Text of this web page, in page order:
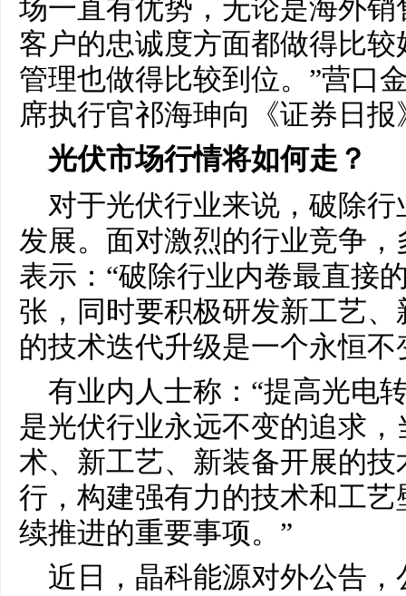
场一直有优势，无论是海外
客户的忠诚度方面都做得比
管理也做得比较到位。”营口
席执行官祁海珅向《证券日
光伏市场行情将如何走？
对于光伏行业来说，破除
发展。面对激烈的行业竞争
表示：“破除行业内卷最直接
张，同时要积极研发新工艺
的技术迭代升级是一个永恒不
有业内人士称：“提高光电
是光伏行业永远不变的追求
术、新工艺、新装备开展的
行，构建强有力的技术和工
续推进的重要事项。”
近日，晶科能源对外公告